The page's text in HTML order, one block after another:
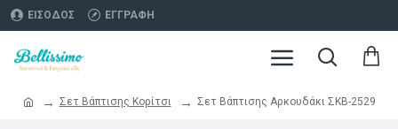
ΕΊΣΟΔΟΣ ΕΓΓΡΑΦΉ
Σετ Βάπτισης Κορίτσι Σετ Βάπτισης Αρκουδάκι ΣΚΒ-2529